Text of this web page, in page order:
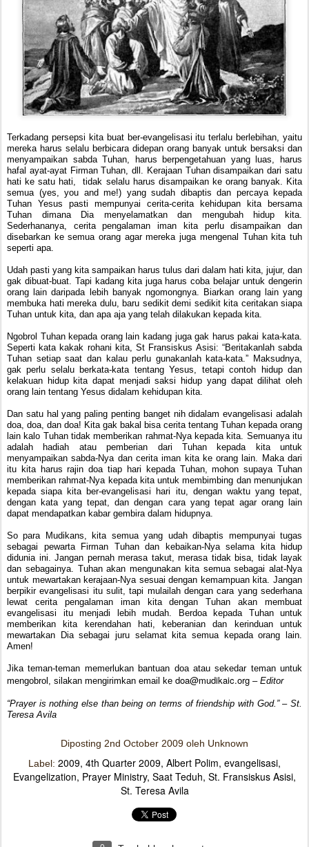
Terkadang persepsi kita buat ber-evangelisasi itu terlalu berlebihan, yaitu
mereka harus selalu berbicara didepan orang banyak untuk bersaksi dan
menyampaikan sabda Tuhan, harus berpengetahuan yang luas, harus
hafal ayat-ayat Firman Tuhan, dll. Kerajaan Tuhan disampaikan dari satu
hati ke satu hati, tidak selalu harus disampaikan ke orang banyak. Kita
semua (yes, you and me!) yang sudah dibaptis dan percaya kepada
Tuhan Yesus pasti mempunyai cerita-cerita kehidupan kita bersama
Tuhan dimana Dia menyelamatkan dan mengubah hidup kita.
Sederhananya, cerita pengalaman iman kita perlu disampaikan dan
disebarkan ke semua orang agar mereka juga mengenal Tuhan kita tuh
seperti apa.
Udah pasti yang kita sampaikan harus tulus dari dalam hati kita, jujur, dan
gak dibuat-buat. Tapi kadang kita juga harus coba belajar untuk dengerin
orang lain daripada lebih banyak ngomongnya. Biarkan orang lain yang
membuka hati mereka dulu, baru sedikit demi sedikit kita ceritakan siapa
Tuhan untuk kita, dan apa aja yang telah dilakukan kepada kita.
Ngobrol Tuhan kepada orang lain kadang juga gak harus pakai kata-kata.
Seperti kata kakak rohani kita, St Fransiskus Asisi: “Beritakanlah sabda
Tuhan setiap saat dan kalau perlu gunakanlah kata-kata.” Maksudnya,
gak perlu selalu berkata-kata tentang Yesus, tetapi contoh hidup dan
kelakuan hidup kita dapat menjadi saksi hidup yang dapat dilihat oleh
orang lain tentang Yesus didalam kehidupan kita.
Dan satu hal yang paling penting banget nih didalam evangelisasi adalah
doa, doa, dan doa! Kita gak bakal bisa cerita tentang Tuhan kepada orang
lain kalo Tuhan tidak memberikan rahmat-Nya kepada kita. Semuanya itu
adalah hadiah atau pemberian dari Tuhan kepada kita untuk
menyampaikan sabda-Nya dan cerita iman kita ke orang lain. Maka dari
itu kita harus rajin doa tiap hari kepada Tuhan, mohon supaya Tuhan
memberikan rahmat-Nya kepada kita untuk membimbing dan menunjukan
kepada siapa kita ber-evangelisasi hari itu, dengan waktu yang tepat,
dengan kata yang tepat, dan dengan cara yang tepat agar orang lain
dapat mendapatkan kabar gembira dalam hidupnya.
So para Mudikans, kita semuayang udah dibaptis mempunyai tugas
sebagai pewarta Firman Tuhan dan kebaikan-Nya selama kita hidup
didunia ini. Jangan pernah merasa takut, merasa tidak bisa, tidak layak
dan sebagainya. Tuhan akan mengunakan kita semua sebagai alat-Nya
untuk mewartakan kerajaan-Nya sesuai dengan kemampuan kita. Jangan
berpikir evangelisasi itu sulit, tapi mulailah dengan cara yang sederhana
lewat cerita pengalaman iman kita dengan Tuhan akan membuat
evangelisasi itu menjadi lebih mudah. Berdoa kepada Tuhan untuk
memberikan kita kerendahan hati, keberanian dan kerinduan untuk
mewartakan Dia sebagai juru selamat kita semua kepada orang lain.
Amen!
Jika teman-teman memerlukan bantuan doa atau sekedar teman untuk
mengobrol, silakan mengirimkan email ke doa@mudikaic.org – Editor
“Prayer is nothing else than being on terms of friendship with God.” – St.
Teresa Avila
Diposting 2nd October 2009 oleh Unknown
Label: 2009 4th Quarter 2009 Albert Polim evangelisasi
Evangelization Prayer Ministry Saat Teduh St. Fransiskus Asisi
St. Teresa Avila